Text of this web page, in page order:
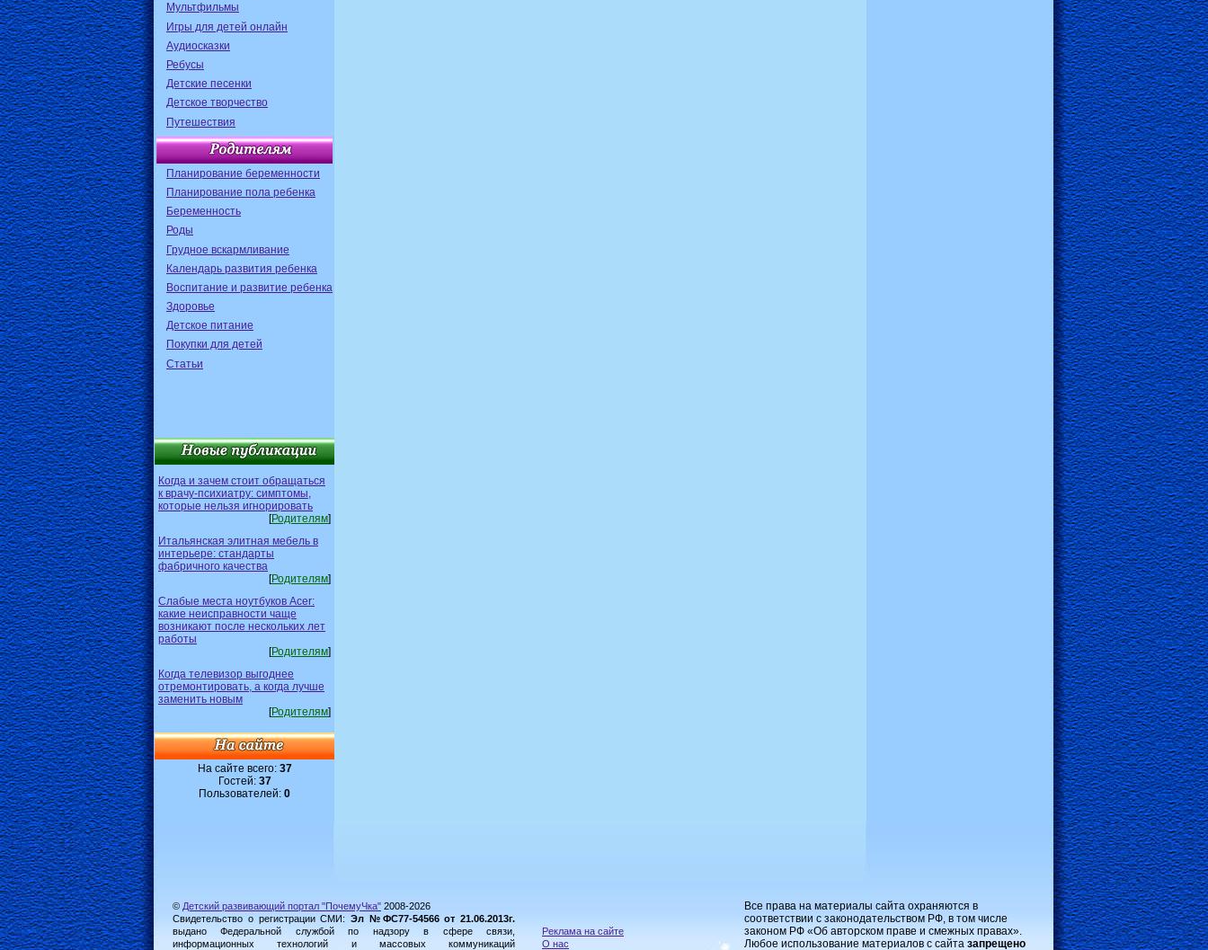
Мультфильмы
Игры для детей онлайн
Аудиосказки
Ребусы
Детские песенки
Детское творчество
Путешествия
Планирование беременности
Планирование пола ребенка
Беременность
Роды
Грудное вскармливание
Календарь развития ребенка
Воспитание и развитие ребенка
Здоровье
Детское питание
Покупки для детей
Статьи
Когда и зачем стоит обращаться
к врачу-психиатру: симптомы,
которые нельзя игнорировать
[Родителям]
Итальянская элитная мебель в
интерьере: стандарты
фабричного качества
[Родителям]
Слабые места ноутбуков Acer:
какие неисправности чаще
возникают после нескольких лет
работы
[Родителям]
Когда телевизор выгоднее
отремонтировать, а когда лучше
заменить новым
[Родителям]
На сайте всего: 37
Гостей: 37
Пользователей: 0
© Детский развивающий портал "ПочемуЧка" 2008-2026
Свидетельство о регистрации СМИ: Эл №ФС77-54566 от 21.06.2013г.
выдано Федеральной службой по надзору в сфере связи,
информационных технологий и массовых коммуникаций
Реклама на сайте
О нас
Все права на материалы сайта охраняются в
соответствии с законодательством РФ, в том числе
законом РФ «Об авторском праве и смежных правах».
Любое использование материалов с сайта запрещено